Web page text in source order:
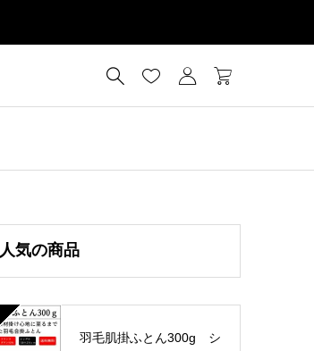
   
人気の商品
羽毛肌掛ふとん300g シ